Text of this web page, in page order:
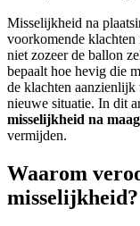
Misselijkheid na
voorkomende klachten
niet zozeer de ballon
bepaalt hoe hevig die
de klachten aanzienlijk
nieuwe situatie. In dit
misselijkheid na
vermijden.
Waarom
misselijkheid?